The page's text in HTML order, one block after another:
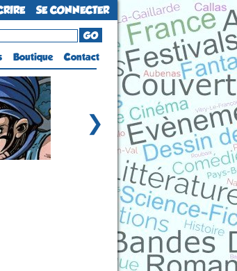
SE CONNECTER
GO
Boutique Contact
❯